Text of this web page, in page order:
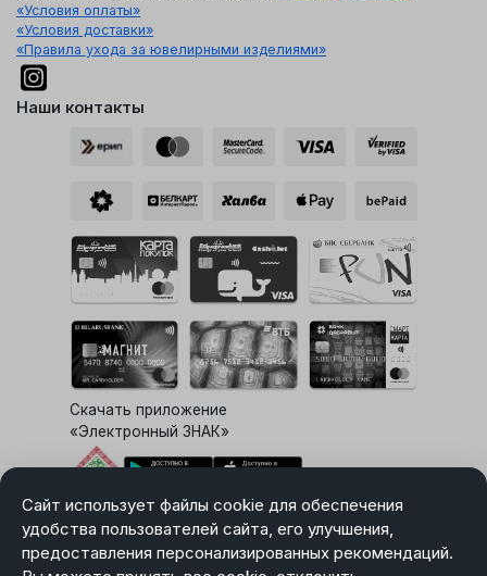
Сайт использует файлы cookie для обеспечения
удобства пользователей сайта, его улучшения,
предоставления персонализированных рекомендаций.
«Условия оплаты»
«Условия доставки»
«Правила ухода за ювелирными изделиями»
Наши контакты
Скачать приложение
«Электронный ЗНАК»
Выбор настроек Cookie